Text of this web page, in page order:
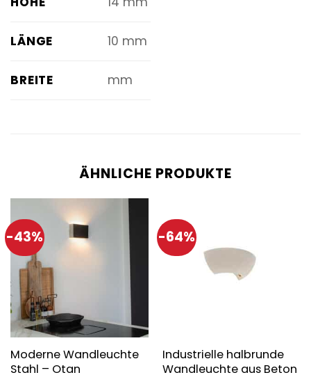
LÄNGE 10 mm
BREITE mm
ÄHNLICHE PRODUKTE
-43%
Moderne Wandleuchte
Stahl – Otan
-64%
Industrielle halbrunde
Wandleuchte aus Beton